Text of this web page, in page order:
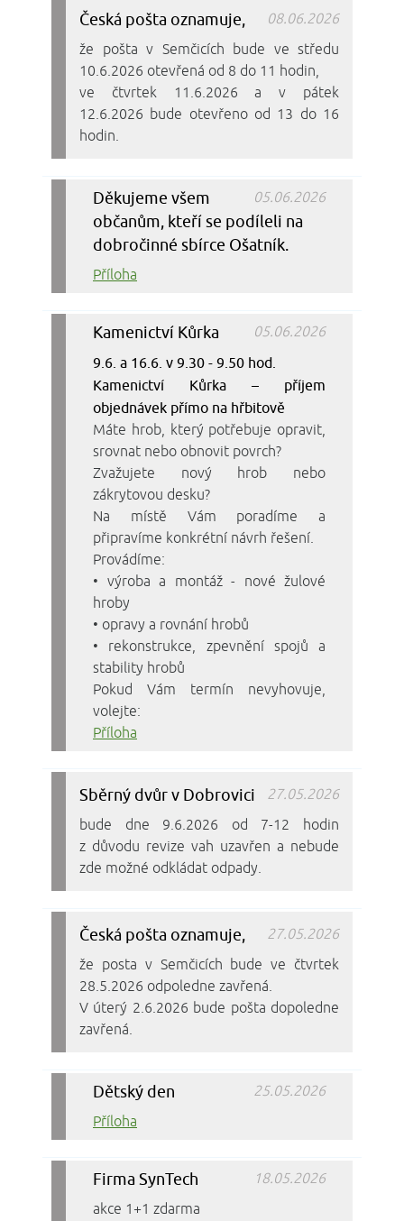
08.06.2026
Česká pošta oznamuje,
že pošta v Semčicích bude ve středu
10.6.2026 otevřená od 8 do 11 hodin,
ve čtvrtek 11.6.2026 a v pátek
12.6.2026 bude otevřeno od 13 do 16
hodin.
05.06.2026
Děkujeme všem
občanům, kteří se podíleli na
dobročinné sbírce Ošatník.
Příloha
05.06.2026
Kamenictví Kůrka
9.6. a 16.6. v 9.30 - 9.50 hod.
Kamenictví Kůrka – příjem
objednávek přímo na hřbitově
Máte hrob, který potřebuje opravit,
srovnat nebo obnovit povrch?
Zvažujete nový hrob nebo
zákrytovou desku?
Na místě Vám poradíme a
připravíme konkrétní návrh řešení.
Provádíme:
• výroba a montáž - nové žulové
hroby
• opravy a rovnání hrobů
• rekonstrukce, zpevnění spojů a
stability hrobů
Pokud Vám termín nevyhovuje,
volejte:
Příloha
27.05.2026
Sběrný dvůr v Dobrovici
bude dne 9.6.2026 od 7-12 hodin
z důvodu revize vah uzavřen a nebude
zde možné odkládat odpady.
27.05.2026
Česká pošta oznamuje,
že posta v Semčicích bude ve čtvrtek
28.5.2026 odpoledne zavřená.
V úterý 2.6.2026 bude pošta dopoledne
zavřená.
25.05.2026
Dětský den
Příloha
18.05.2026
Firma SynTech
akce 1+1 zdarma